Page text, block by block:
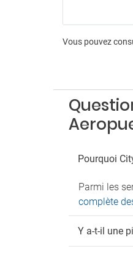
Vous pouvez
Pourquoi
Parmi les
complète
Y a-t-il une